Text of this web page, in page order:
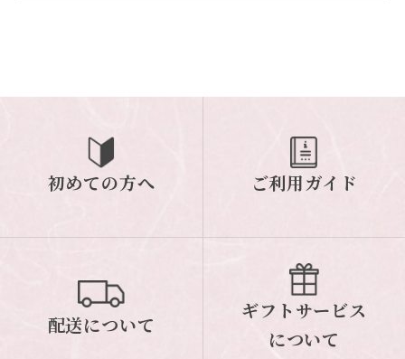
初めての方へ ご利用ガイド
配送について
ギフトサービス
について